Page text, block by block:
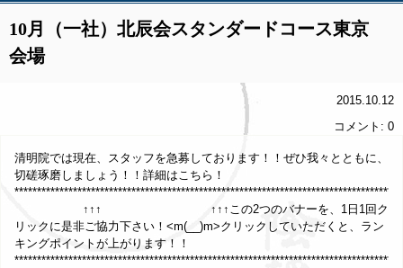
10月（一社）北辰会スタンダードコース東京
会場
2015.10.12
コメント: 0
清明院では現在、スタッフを急募しております！！ぜひ我々とともに、
切磋琢磨しましょう！！詳細はこちら！
↑↑↑ ↑↑↑この2つのバナーを、1日1回ク
リックに是非ご協力下さい！<m(__)m>クリックしていただくと、ラン
キングポイントが上がります！！